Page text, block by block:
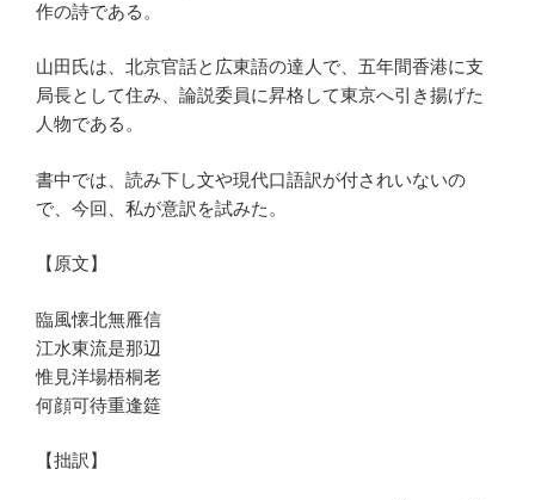
作の詩である。
山田氏は、北京官話と広東語の達人で、五年間香港に支
局長として住み、論説委員に昇格して東京へ引き揚げた
人物である。
書中では、読み下し文や現代口語訳が付されいないの
で、今回、私が意訳を試みた。
【原文】
臨風懐北無雁信
江水東流是那辺
惟見洋場梧桐老
何顔可待重逢筵
【拙訳】